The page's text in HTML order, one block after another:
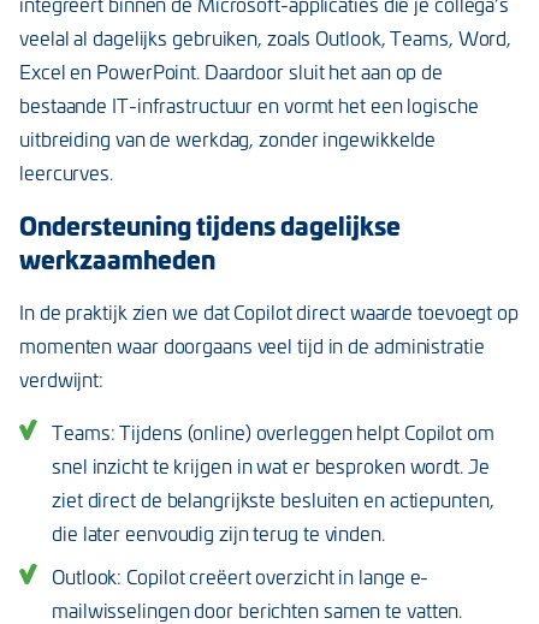
veelal al dagelijks gebruiken, zoals Outlook, Teams, Word,
Excel en PowerPoint. Daardoor sluit het aan op de
bestaande IT-infrastructuur en vormt het een logische
uitbreiding van de werkdag, zonder ingewikkelde
leercurves.
Ondersteuning tijdens dagelijkse
werkzaamheden
In de praktijk zien we dat Copilot direct waarde toevoegt op
momenten waar doorgaans veel tijd in de administratie
verdwijnt:
Teams: Tijdens (online) overleggen helpt Copilot om
snel inzicht te krijgen in wat er besproken wordt. Je
ziet direct de belangrijkste besluiten en actiepunten,
die later eenvoudig zijn terug te vinden.
Outlook: Copilot creëert overzicht in lange e-
mailwisselingen door berichten samen te vatten.